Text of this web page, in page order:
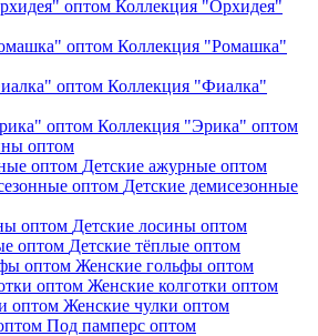
Коллекция "Орхидея"
Коллекция "Ромашка"
Коллекция "Фиалка"
Коллекция "Эрика" оптом
оптом
Детские ажурные оптом
Детские демисезонные
Детские лосины оптом
Детские тёплые оптом
Женские гольфы оптом
Женские колготки оптом
Женские чулки оптом
Под памперс оптом